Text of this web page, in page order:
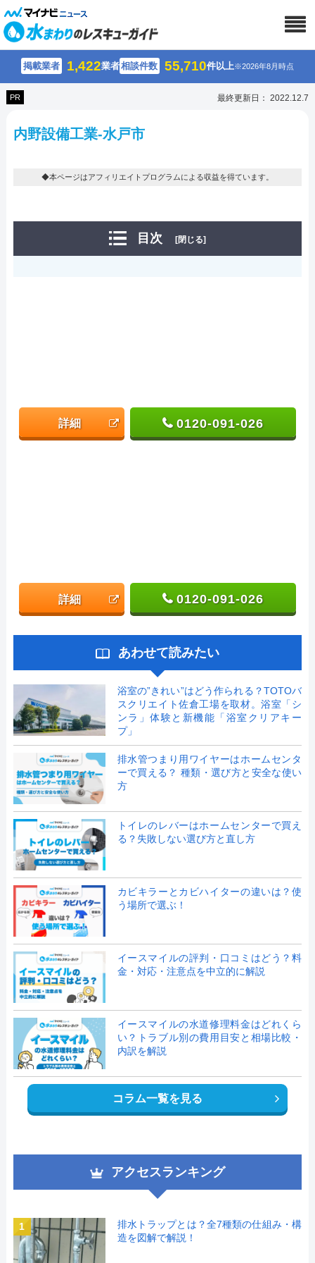
掲載業者 1,422業者相談件数 55,710件以上※2026年8月時点
PR 最終更新日： 2022.12.7
内野設備工業-水戸市
◆本ページはアフィリエイトプログラムによる収益を得ています。
目次 [閉じる]
詳細 0120-091-026
詳細 0120-091-026
あわせて読みたい
浴室の”きれい”はどう作られる？TOTOバ
スクリエイト佐倉工場を取材。浴室「シ
ンラ」体験と新機能「浴室クリアキー
プ」
排水管つまり用ワイヤーはホームセンタ
ーで買える？ 種類・選び方と安全な使い
方
トイレのレバーはホームセンターで買え
る？失敗しない選び方と直し方
カビキラーとカビハイターの違いは？使
う場所で選ぶ！
イースマイルの評判・口コミはどう？料
金・対応・注意点を中立的に解説
イースマイルの水道修理料金はどれくら
い？トラブル別の費用目安と相場比較・
内訳を解説
コラム一覧を見る
アクセスランキング
1
排水トラップとは？全7種類の仕組み・構
造を図解で解説！